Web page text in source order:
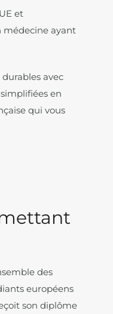
et
médecine ayant
avec
en
qui vous
des
européens
son diplôme